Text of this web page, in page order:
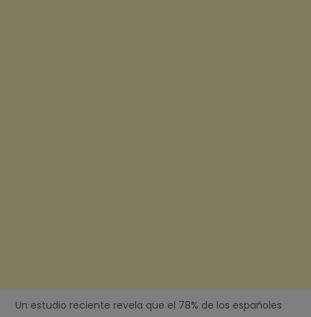
Un estudio reciente revela que el 78% de los españoles